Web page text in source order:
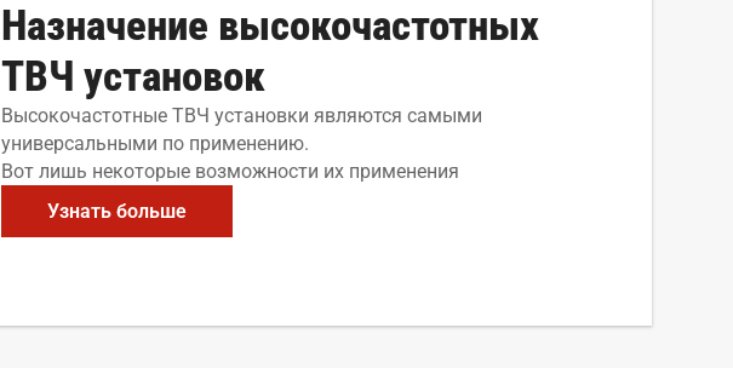
Назначение высокочастотных
ТВЧ установок
Высокочастотные ТВЧ установки являются самыми
универсальными по применению.
Вот лишь некоторые возможности их применения
Узнать больше